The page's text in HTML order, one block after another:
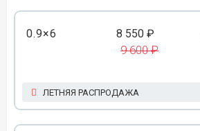
0.9×6 8 550 ₽
9 600 ₽
ЛЕТНЯЯ РАСПРОДАЖА